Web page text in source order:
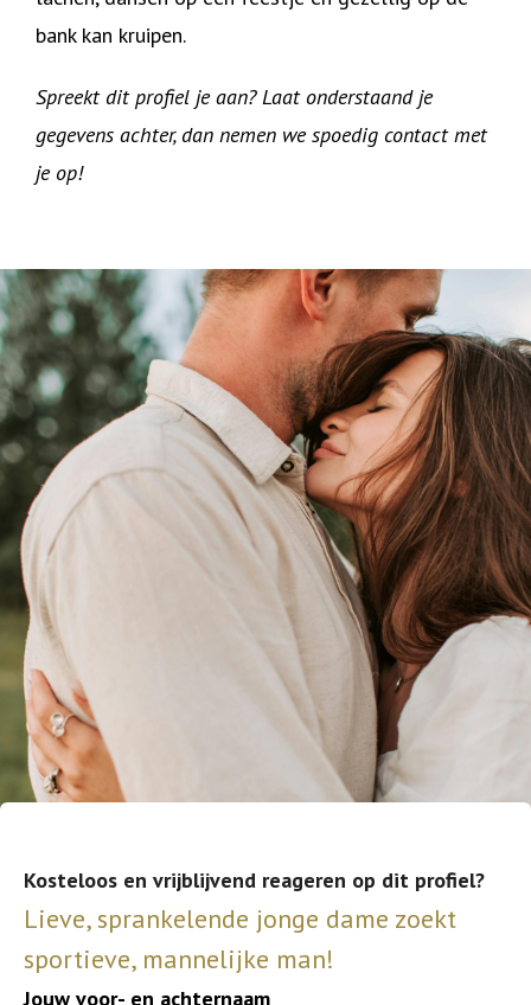
bank kan kruipen.
Spreekt dit profiel je aan? Laat onderstaand je
gegevens achter, dan nemen we spoedig contact met
je op!
Kosteloos en vrijblijvend reageren op dit profiel?
Lieve, sprankelende jonge dame zoekt
sportieve, mannelijke man!
Jouw voor- en achternaam